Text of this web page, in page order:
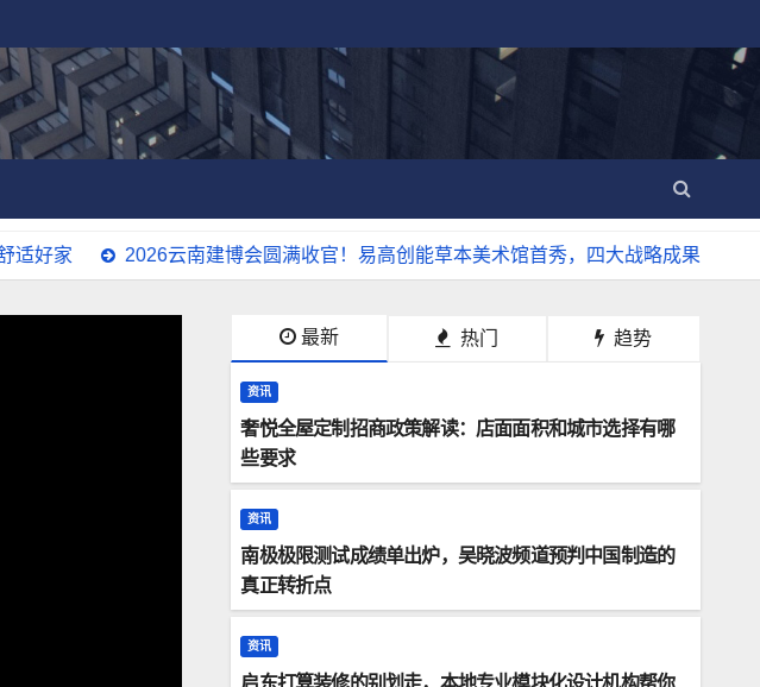
2026云南建博会圆满收官！易高创能草本美术馆首秀，四大战略成果发布 从流动
资讯
最新 热门 趋势
资讯
奢悦全屋定制招商政策解读：店面面积和城市选择有哪
些要求
资讯
南极极限测试成绩单出炉，吴晓波频道预判中国制造的
真正转折点
资讯